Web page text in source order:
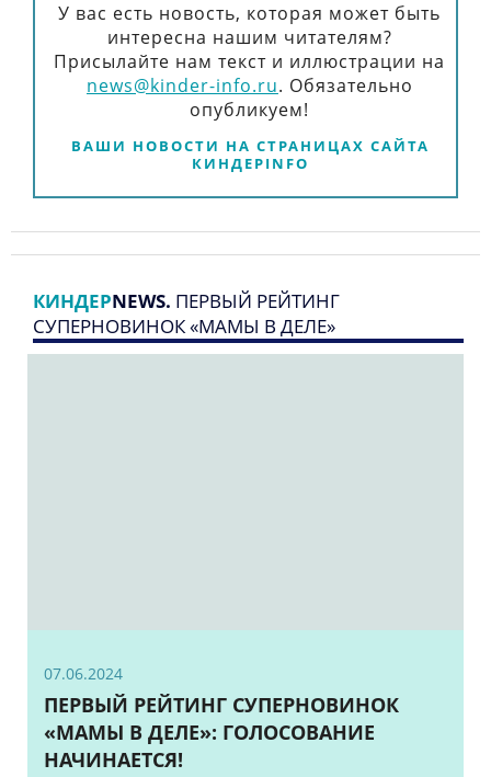
У вас есть новость, которая может быть
интересна нашим читателям?
Присылайте нам текст и иллюстрации на
news@kinder-info.ru. Обязательно
опубликуем!
ВАШИ НОВОСТИ НА СТРАНИЦАХ САЙТА
КИНДЕРINFO
КИНДЕРNEWS. ПЕРВЫЙ РЕЙТИНГ
СУПЕРНОВИНОК «МАМЫ В ДЕЛЕ»
07.06.2024
ПЕРВЫЙ РЕЙТИНГ СУПЕРНОВИНОК
«МАМЫ В ДЕЛЕ»: ГОЛОСОВАНИЕ
НАЧИНАЕТСЯ!